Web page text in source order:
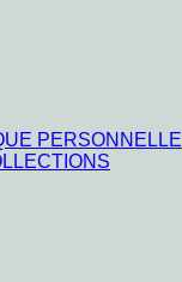
PERSONNELLE